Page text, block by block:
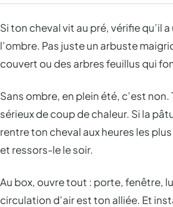
Si ton cheval vit au pré, vérifie qu’il
l’ombre. Pas juste un arbuste
couvert ou des arbres feuillus qui
Sans ombre, en plein été, c’est non.
sérieux de coup de chaleur. Si la
rentre ton cheval aux heures les
et ressors-le le soir.
Au box, ouvre tout : porte, fenêtre,
circulation d’air est ton alliée. Et